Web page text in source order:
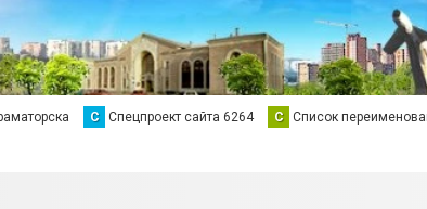
С Спецпроект сайта 6264 С Список